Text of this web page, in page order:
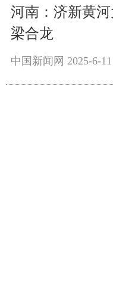
河南：济新黄
梁合龙
中国新闻网 2025-6-